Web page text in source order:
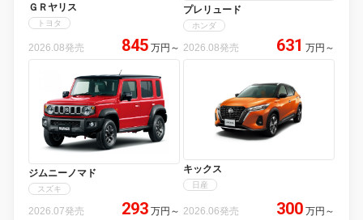
ＧＲヤリス
トヨタ
2026.08発売 845 万円 ～
プレリュード
ホンダ
2026.08発売 631 万円 ～
ジムニーノマド
スズキ
2026.07発売 293 万円 ～
キックス
日産
2026.06発売 300 万円 ～